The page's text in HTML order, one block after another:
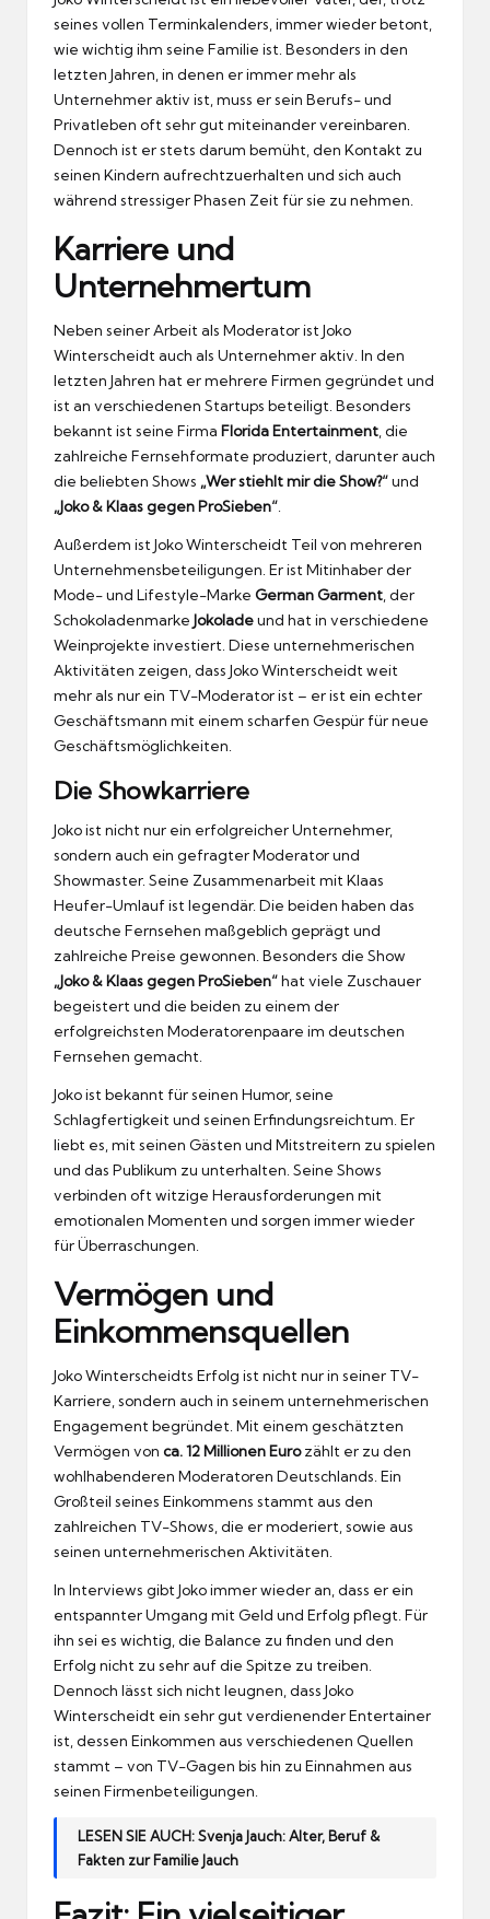
seines vollen Terminkalenders, immer wieder betont,
wie wichtig ihm seine Familie ist. Besonders in den
letzten Jahren, in denen er immer mehr als
Unternehmer aktiv ist, muss er sein Berufs- und
Privatleben oft sehr gut miteinander vereinbaren.
Dennoch ist er stets darum bemüht, den Kontakt zu
seinen Kindern aufrechtzuerhalten und sich auch
während stressiger Phasen Zeit für sie zu nehmen.
Karriere und
Unternehmertum
Neben seiner Arbeit als Moderator ist Joko
Winterscheidt auch als Unternehmer aktiv. In den
letzten Jahren hat er mehrere Firmen gegründet und
ist an verschiedenen Startups beteiligt. Besonders
bekannt ist seine Firma Florida Entertainment , die
zahlreiche Fernsehformate produziert, darunter auch
die beliebten Shows „Wer stiehlt mir die Show?“und
„Joko & Klaas gegen ProSieben“
Außerdem ist Joko Winterscheidt Teil von mehreren
Unternehmensbeteiligungen. Er ist Mitinhaber der
Mode- und Lifestyle-Marke German Garment , der
Schokoladenmarke Jokoladeund hat in verschiedene
Weinprojekte investiert. Diese unternehmerischen
Aktivitäten zeigen, dass Joko Winterscheidt weit
mehr als nur ein TV-Moderator ist – er ist ein echter
Geschäftsmann mit einem scharfen Gespür für neue
Geschäftsmöglichkeiten.
Die Showkarriere
Joko ist nicht nur ein erfolgreicher Unternehmer,
sondern auch ein gefragter Moderator und
Showmaster. Seine Zusammenarbeit mit Klaas
Heufer-Umlauf ist legendär. Die beiden haben das
deutsche Fernsehen maßgeblich geprägt und
zahlreiche Preise gewonnen. Besonders die Show
„Joko & Klaas gegen ProSieben“hat viele Zuschauer
begeistert und die beiden zu einem der
erfolgreichsten Moderatorenpaare im deutschen
Fernsehen gemacht.
Joko ist bekannt für seinen Humor, seine
Schlagfertigkeit und seinen Erfindungsreichtum. Er
liebt es, mit seinen Gästen und Mitstreitern zu spielen
und das Publikum zu unterhalten. Seine Shows
verbinden oft witzige Herausforderungen mit
emotionalen Momenten und sorgen immer wieder
für Überraschungen.
Vermögen und
Einkommensquellen
Joko Winterscheidts Erfolg ist nicht nur in seiner TV-
Karriere, sondern auch in seinem unternehmerischen
Engagement begründet. Mit einem geschätzten
Vermögen von ca. 12 Millionen Eurozählt er zu den
wohlhabenderen Moderatoren Deutschlands. Ein
Großteil seines Einkommens stammt aus den
zahlreichen TV-Shows, die er moderiert, sowie aus
seinen unternehmerischen Aktivitäten.
In Interviews gibt Joko immer wieder an, dass er ein
entspannter Umgang mit Geld und Erfolg pflegt. Für
ihn sei es wichtig, die Balance zu finden und den
Erfolg nicht zu sehr auf die Spitze zu treiben.
Dennoch lässt sich nicht leugnen, dass Joko
Winterscheidt ein sehr gut verdienender Entertainer
ist, dessen Einkommen aus verschiedenen Quellen
stammt – von TV-Gagen bis hin zu Einnahmen aus
seinen Firmenbeteiligungen.
LESEN SIE AUCH:Svenja Jauch: Alter, Beruf &
Fakten zur Familie Jauch